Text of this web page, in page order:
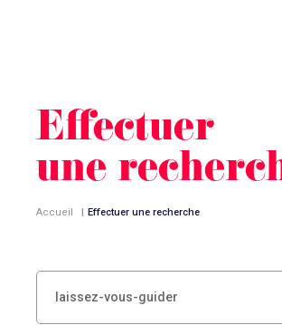
Effectuer
une
Accueil | Effectuer une recherche
RECHERCHER :